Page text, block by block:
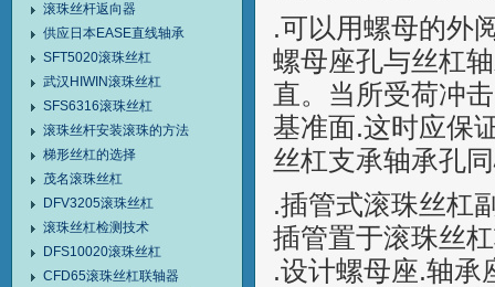
滚珠丝杆返向器
供应日本EASE直线轴承
SFT5020滚珠丝杠
武汉HIWIN滚珠丝杠
SFS6316滚珠丝杠
滚珠丝杆安装滚珠的方法
梯形丝杠的选择
茂名滚珠丝杠
DFV3205滚珠丝杠
滚珠丝杠检测技术
DFS10020滚珠丝杠
CFD65滚珠丝杠联轴器
.可以用螺母的外
螺母座孔与丝杠
直。当所受荷冲
基准面.这时应保
丝杠支承轴承孔
.插管式滚珠丝杠
插管置于滚珠丝
.设计螺母座.轴承